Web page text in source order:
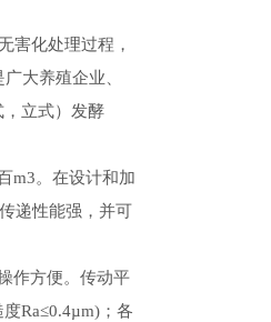
害化处理过程，
大养殖企业、
立式）发酵
m3。在设计和加
递性能强，并可
作方便。传动平
Ra≤0.4µm)；各